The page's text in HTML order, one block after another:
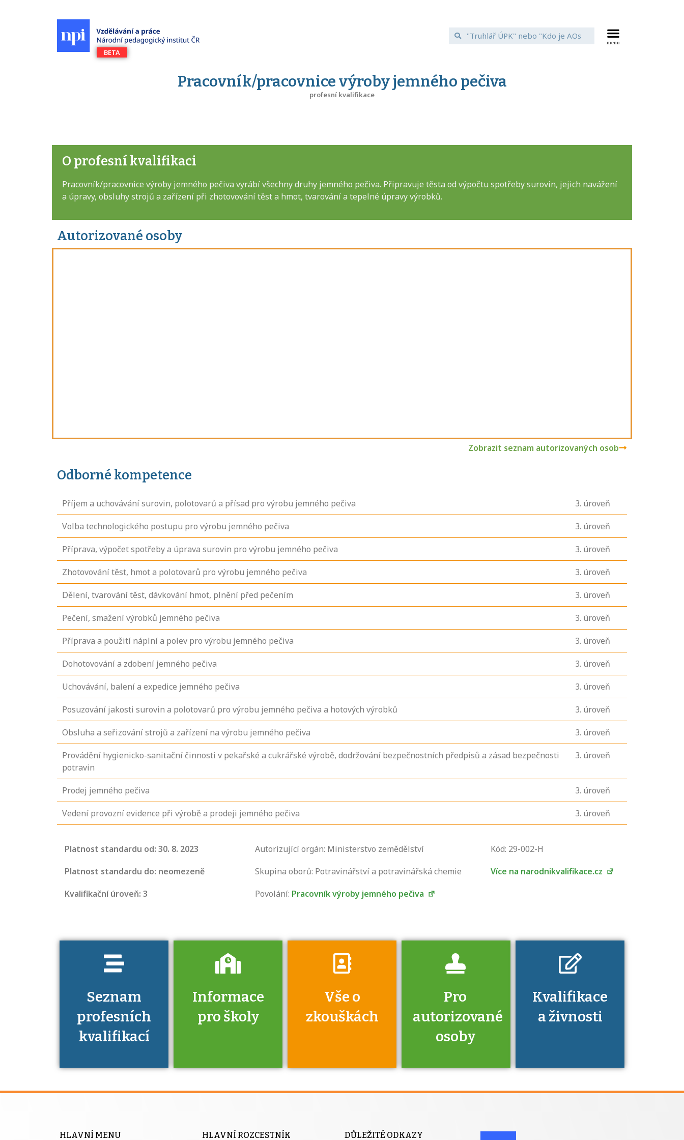
Pracovník/pracovnice výroby jemného pečiva
profesní kvalifikace
O profesní kvalifikaci
Pracovník/pracovnice výroby jemného pečiva vyrábí všechny druhy jemného pečiva. Připravuje těsta od výpočtu spotřeby surovin, jejich navážení
a úpravy, obsluhy strojů a zařízení při zhotovování těst a hmot, tvarování a tepelné úpravy výrobků.
Autorizované osoby
Zobrazit seznam autorizovaných osob
Odborné kompetence
Příjem a uchovávání surovin, polotovarů a přísad pro výrobu jemného pečiva 3. úroveň
Volba technologického postupu pro výrobu jemného pečiva 3. úroveň
Příprava, výpočet spotřeby a úprava surovin pro výrobu jemného pečiva 3. úroveň
Zhotovování těst, hmot a polotovarů pro výrobu jemného pečiva 3. úroveň
Dělení, tvarování těst, dávkování hmot, plnění před pečením 3. úroveň
Pečení, smažení výrobků jemného pečiva 3. úroveň
Příprava a použití náplní a polev pro výrobu jemného pečiva 3. úroveň
Dohotovování a zdobení jemného pečiva 3. úroveň
Uchovávání, balení a expedice jemného pečiva 3. úroveň
Posuzování jakosti surovin a polotovarů pro výrobu jemného pečiva a hotových výrobků 3. úroveň
Obsluha a seřizování strojů a zařízení na výrobu jemného pečiva 3. úroveň
Provádění hygienicko-sanitační činnosti v pekařské a cukrářské výrobě, dodržování bezpečnostních předpisů a zásad bezpečnosti
potravin
3. úroveň
Prodej jemného pečiva 3. úroveň
Vedení provozní evidence při výrobě a prodeji jemného pečiva 3. úroveň
Platnost standardu od: 30. 8. 2023
Platnost standardu do: neomezeně
Kvalifikační úroveň: 3
Autorizující orgán: Ministerstvo zemědělství
Skupina oborů: Potravinářství a potravinářská chemie
Povolání: Pracovník výroby jemného pečiva
Kód: 29-002-H
Více na narodnikvalifikace.cz
Seznam
profesních
kvalifikací
seznam
kvalifikací. Víte,
musíte pro danou
Informace
pro školy
Víte, že jako škola
kvalifikací jisté
Vše o
zkouškách
Zjistěte, jak se
zkoušce a kde
o tom, kdo vás
Pro
autorizované
osoby
Kvalifikace
a živnosti
U řady živností je
Pro které toto
HLAVNÍ MENU HLAVNÍ ROZCESTNÍK DŮLEŽITÉ ODKAZY